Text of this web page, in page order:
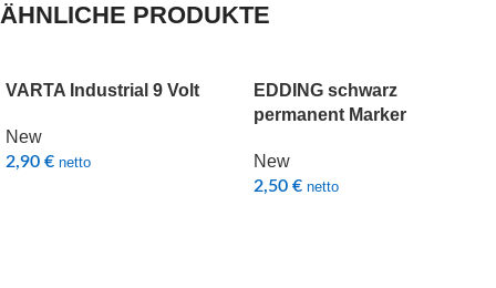
ÄHNLICHE PRODUKTE
VARTA Industrial 9 Volt
New
2,90 € netto
EDDING schwarz
permanent Marker
New
2,50 € netto